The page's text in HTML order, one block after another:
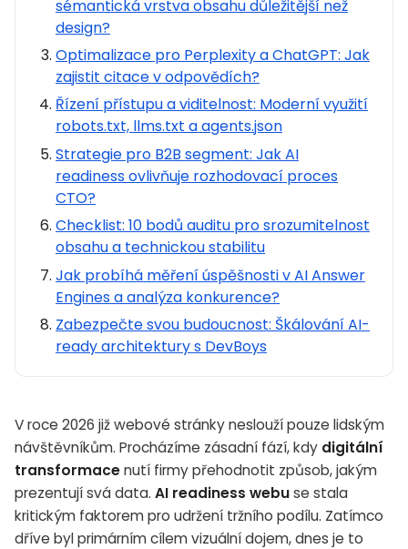
sémantická vrstva obsahu důležitější než
design?
Optimalizace pro Perplexity a ChatGPT: Jak
zajistit citace v odpovědích?
Řízení přístupu a viditelnost: Moderní využití
robots.txt, llms.txt a agents.json
Strategie pro B2B segment: Jak AI
readiness ovlivňuje rozhodovací proces
CTO?
Checklist: 10 bodů auditu pro srozumitelnost
obsahu a technickou stabilitu
Jak probíhá měření úspěšnosti v AI Answer
Engines a analýza konkurence?
Zabezpečte svou budoucnost: Škálování AI-
ready architektury s DevBoys
V roce 2026 již webové stránky neslouží pouze lidským
návštěvníkům. Procházíme zásadní fází, kdy digitální
transformacenutí firmy přehodnotit způsob, jakým
prezentují svá data. AI readiness webuse stala
kritickým faktorem pro udržení tržního podílu. Zatímco
dříve byl primárním cílem vizuální dojem, dnes je to